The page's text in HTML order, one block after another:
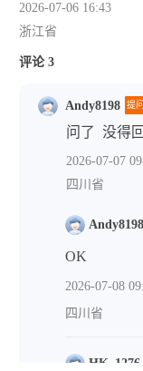
2026-07-06 16:43
浙江省
评论 3
Andy8198 提
问了 没得
2026-07-07
四川省
Andy8198
OK
2026-07-08
四川省
HK_1276